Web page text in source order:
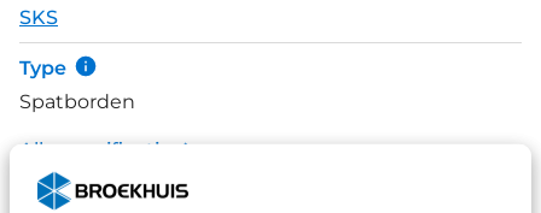
SKS
Type
Spatborden
Alle specificaties
Disclaimer